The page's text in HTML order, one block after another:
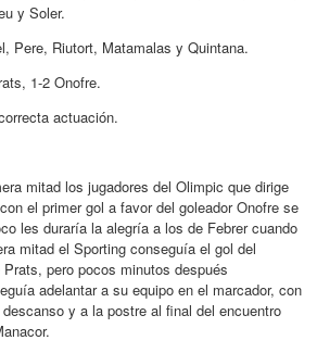
y Soler.
Pere, Riutort, Matamalas y Quintana.
1-2 Onofre.
actuación.
mitad los jugadores del Olimpic que dirige
el primer gol a favor del goleador Onofre se
les duraría la alegría a los de Febrer cuando
mitad el Sporting conseguía el gol del
pero pocos minutos después
adelantar a su equipo en el marcador, con
y a la postre al final del encuentro